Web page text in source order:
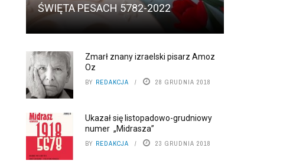
ŚWIĘTA PESACH 5782-2022
Zmarł znany izraelski pisarz Amoz
Oz
BY REDAKCJA 28 GRUDNIA 2018
Ukazał się listopadowo-grudniowy
numer „Midrasza”
BY REDAKCJA 23 GRUDNIA 2018